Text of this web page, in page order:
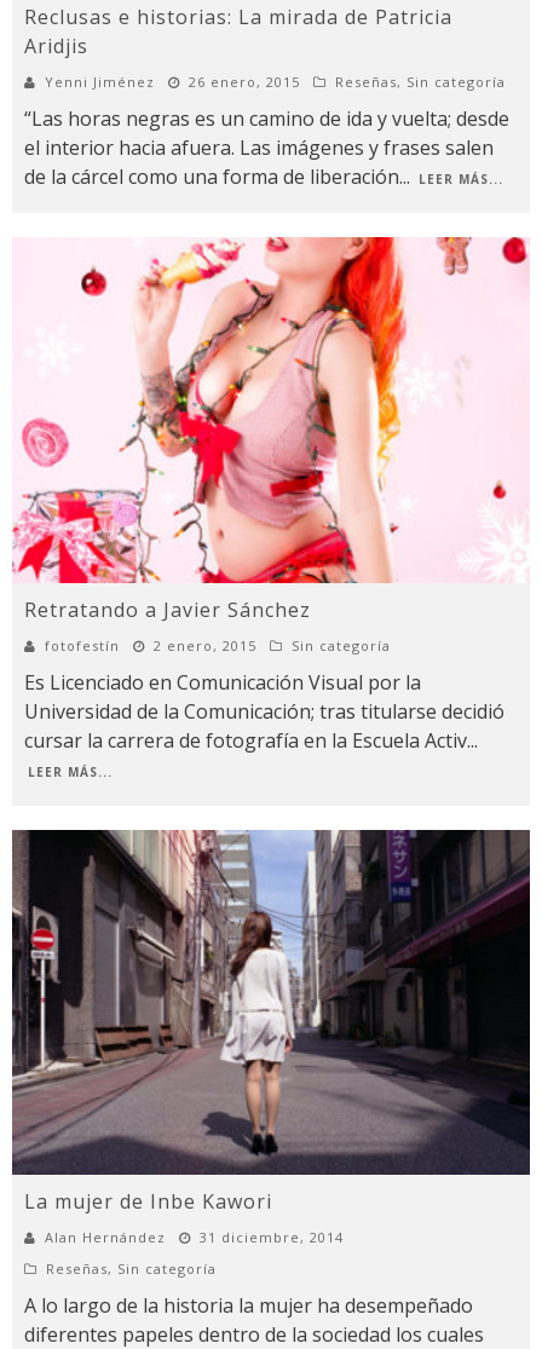
Reclusas e historias: La mirada de Patricia
Aridjis
Yenni Jiménez 26 enero, 2015 Reseñas, Sin categoría
“Las horas negras es un camino de ida y vuelta; desde
el interior hacia afuera. Las imágenes y frases salen
de la cárcel como una forma de liberación... LEER MÁS...
Retratando a Javier Sánchez
fotofestín 2 enero, 2015 Sin categoría
Es Licenciado en Comunicación Visual por la
Universidad de la Comunicación; tras titularse decidió
cursar la carrera de fotografía en la Escuela Activ...
LEER MÁS...
La mujer de Inbe Kawori
Alan Hernández
31 diciembre, 2014
Reseñas, Sin categoría
A lo largo de la historia la mujer ha desempeñado
diferentes papeles dentro de la sociedad los cuales